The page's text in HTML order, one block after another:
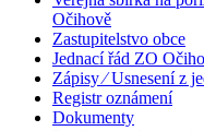
Očihově
Zastupitelstvo obce
Jednací řád ZO
Zápisy ⁄ Usnesení z
Registr oznámení
Dokumenty